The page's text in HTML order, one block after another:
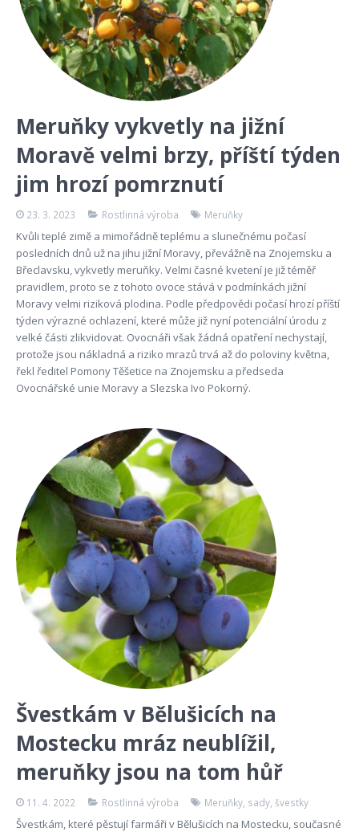
Meruňky vykvetly na jižní
Moravě velmi brzy, příští týden
jim hrozí pomrznutí
23. 3. 2023 Rostlinná výroba Meruňky
Kvůli teplé zimě a mimořádně teplému a slunečnému počasí
posledních dnů už na jihu jižní Moravy, převážně na Znojemsku a
Břeclavsku, vykvetly meruňky. Velmi časné kvetení je již téměř
pravidlem, proto se z tohoto ovoce stává v podmínkách jižní
Moravy velmi riziková plodina. Podle předpovědi počasí hrozí příští
týden výrazné ochlazení, které může již nyní potenciální úrodu z
velké části zlikvidovat. Ovocnáři však žádná opatření nechystají,
protože jsou nákladná a riziko mrazů trvá až do poloviny května,
řekl ředitel Pomony Těšetice na Znojemsku a předseda
Ovocnářské unie Moravy a Slezska Ivo Pokorný.
Švestkám v Bělušicích na
Mostecku mráz neublížil,
meruňky jsou na tom hůř
11. 4. 2022 Rostlinná výroba Meruňky sady ,švestky
Švestkám, které pěstují farmáři v Bělušicích na Mostecku, současné